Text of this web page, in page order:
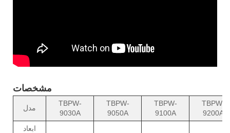
مشخصات
مدل
TBPW-
9030A
TBPW-
9050A
TBPW-
9100A
TBPW-
9200A
ابعاد